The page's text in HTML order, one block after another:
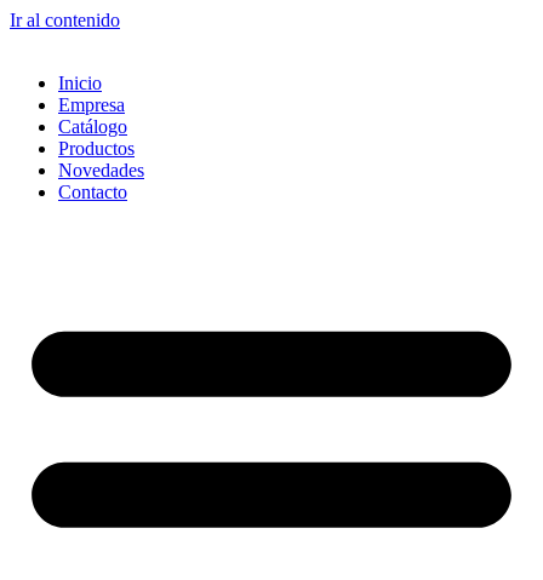
Ir al contenido
Inicio
Empresa
Catálogo
Productos
Novedades
Contacto